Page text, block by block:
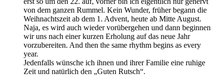
von dem ganzen Rummel. Kein Wunder, früher begann die
Weihnachtszeit ab dem 1. Advent, heute ab Mitte August.
Naja, es wird auch wieder vorübergehen und dann beginnen
wir uns nach einer kurzen Erholung auf das neue Jahr
vorzubereiten. And then the same rhythm begins as every
year.
Jedenfalls wünsche ich ihnen und ihrer Familie eine ruhige
Zeit und natürlich den „Guten Rutsch“.